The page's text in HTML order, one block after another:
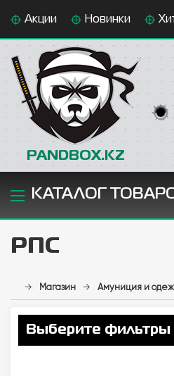
Акции Новинки
PANDBOX.KZ
КАТАЛОГ
РПС
→ Магазин → Амуниция и
Выберите фильтры